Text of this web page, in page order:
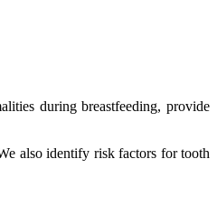
during breastfeeding, provide
also identify risk factors for tooth